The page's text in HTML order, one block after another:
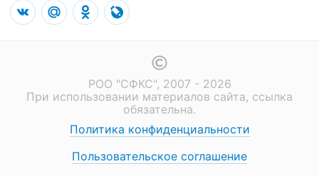
VK Mail.RuOdnoklassniki
РОО "СФКС", 2007 - 2026
При использовании материалов сайта, ссылка
обязательна.
Политика конфиденциальности
Пользовательское соглашение